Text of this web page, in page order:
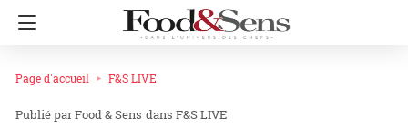
Page d'accueil F&S LIVE
Food & Sens dans F&S LIVE